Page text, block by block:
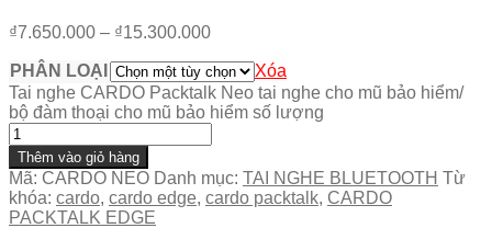
₫7.650.000 – ₫15.300.000
PHÂN LOẠI
Xóa
Tai nghe CARDO Packtalk Neo tai nghe cho mũ bảo hiểm/
bộ đàm thoại cho mũ bảo hiểm số lượng
Thêm vào giỏ hàng
Mã: CARDO NEO Danh mục: TAI NGHE BLUETOOTH Từ
khóa: cardo, cardo edge, cardo packtalk, CARDO
PACKTALK EDGE